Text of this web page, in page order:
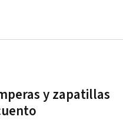
y zapatillas